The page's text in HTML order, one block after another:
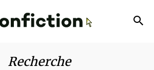
Recherche